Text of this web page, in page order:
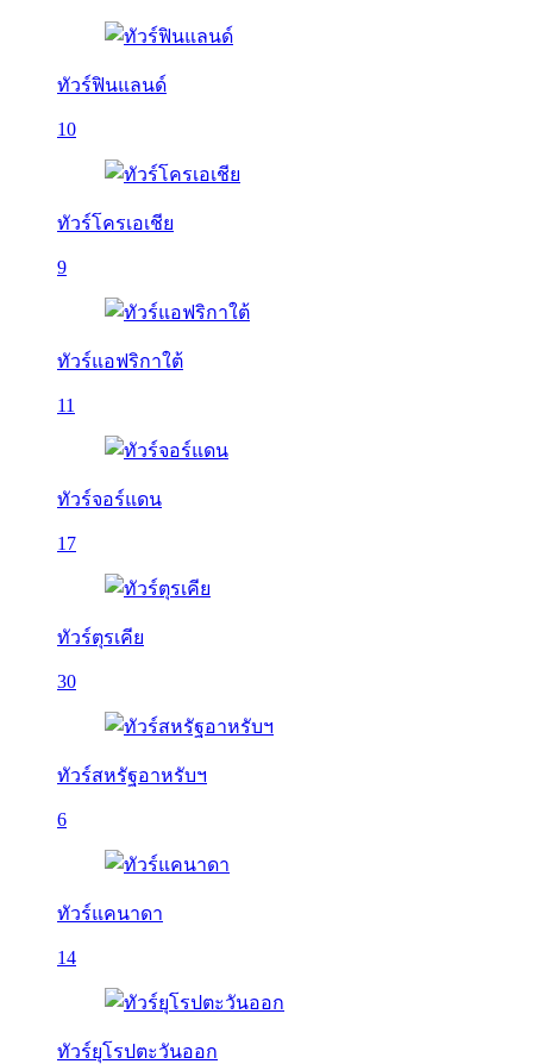
ทัวร์ฟินแลนด์
10
ทัวร์โครเอเชีย
9
ทัวร์แอฟริกาใต้
11
ทัวร์จอร์แดน
17
ทัวร์ตุรเคีย
30
ทัวร์สหรัฐอาหรับฯ
6
ทัวร์แคนาดา
14
ทัวร์ยุโรปตะวันออก